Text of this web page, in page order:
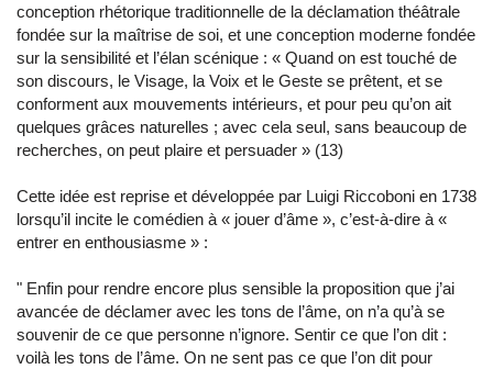
conception rhétorique traditionnelle de la déclamation théâtrale
fondée sur la maîtrise de soi, et une conception moderne fondée
sur la sensibilité et l’élan scénique : « Quand on est touché de
son discours, le Visage, la Voix et le Geste se prêtent, et se
conforment aux mouvements intérieurs, et pour peu qu’on ait
quelques grâces naturelles ; avec cela seul, sans beaucoup de
recherches, on peut plaire et persuader » (13)
Cette idée est reprise et développée par Luigi Riccoboni en 1738
lorsqu’il incite le comédien à « jouer d’âme », c’est-à-dire à «
entrer en enthousiasme » :
" Enfin pour rendre encore plus sensible la proposition que j’ai
avancée de déclamer avec les tons de l’âme, on n’a qu’à se
souvenir de ce que personne n’ignore. Sentir ce que l’on dit :
voilà les tons de l’âme. On ne sent pas ce que l’on dit pour